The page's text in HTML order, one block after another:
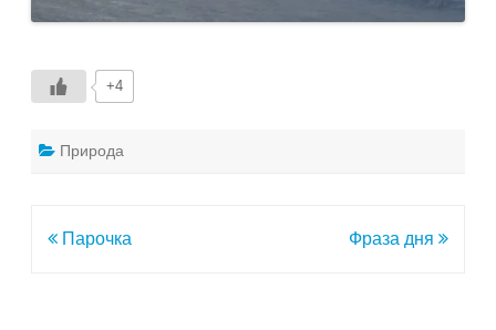
+4
Природа
Навигация
Парочка Фраза дня